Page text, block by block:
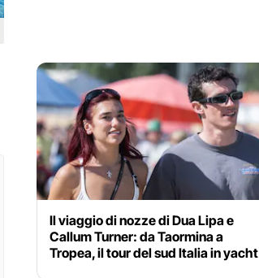
Il viaggio di nozze di Dua Lipa e
Callum Turner: da Taormina a
Tropea, il tour del sud Italia in yacht